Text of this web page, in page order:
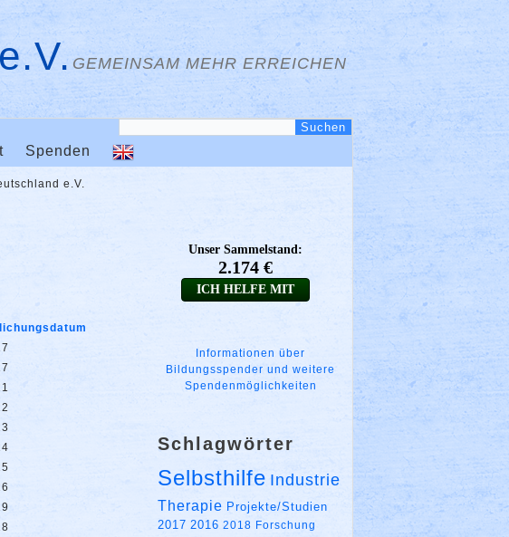
GEMEINSAM MEHR ERREICHEN
Spenden
e.V.
Informationen über
Bildungsspender und weitere
Spendenmöglichkeiten
Schlagwörter
Selbsthilfe Industrie
Therapie Projekte/Studien
2017 2016 2018 Forschung